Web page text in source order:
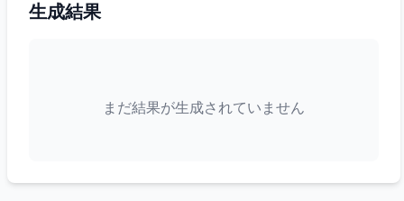
生成結果
まだ結果が生成されていません